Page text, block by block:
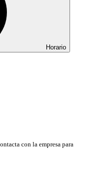
Horario
con la empresa para